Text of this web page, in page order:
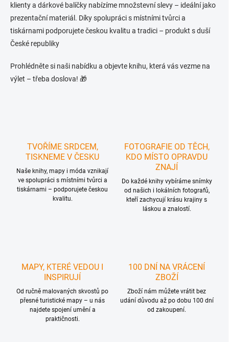
klienty a dárkové balíčky nabízíme množstevní slevy – ideální jako
prezentační materiál. Díky spolupráci s místními tvůrci a
tiskárnami podporujete českou kvalitu a tradici – produkt s duší
České republiky
Prohlédněte si naši nabídku a objevte knihu, která vás vezme na
výlet – třeba doslova! 🎁
TVOŘÍME SRDCEM,
TISKNEME V ČESKU
Naše knihy, mapy i móda vznikají
ve spolupráci s místními tvůrci a
tiskárnami – podporujete českou
kvalitu.
FOTOGRAFIE OD TĚCH,
KDO MÍSTO OPRAVDU
ZNAJÍ
Do každé knihy vybíráme snímky
od našich i lokálních fotografů,
kteří zachycují krásu krajiny s
láskou a znalostí.
MAPY, KTERÉ VEDOU I
INSPIRUJÍ
Od ručně malovaných skvostů po
přesné turistické mapy – u nás
najdete spojení umění a
praktičnosti.
100 DNÍ NA VRÁCENÍ
ZBOŽÍ
Zboží nám můžete vrátit bez
udání důvodu až po dobu 100 dní
od zakoupení.